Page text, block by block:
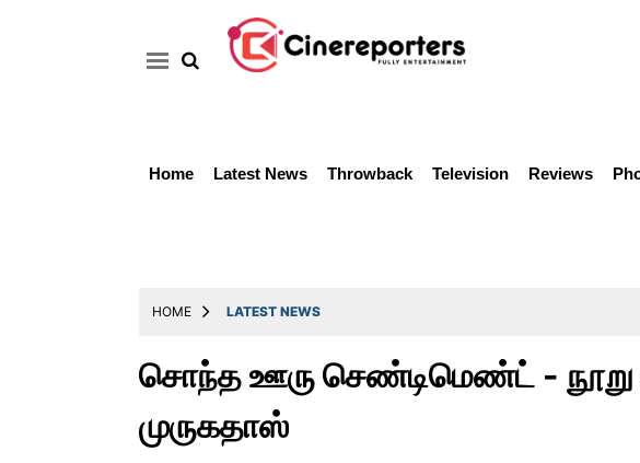
Home Latest News Throwback Television Reviews
HOME LATEST NEWS
சொந்த ஊரு செண்டிமெண்ட் - நூறு
முருகதாஸ்